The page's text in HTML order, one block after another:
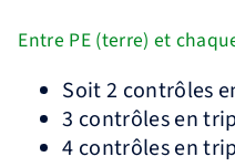
Entre PE (terre) et
Soit 2 contrôles
3 contrôles en
4 contrôles en